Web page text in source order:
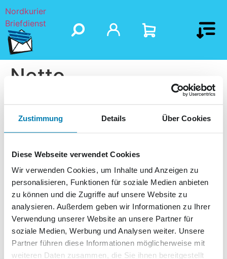
Zustimmung Details Über Cookies
Diese Webseite verwendet Cookies
Wir verwenden Cookies, um Inhalte und Anzeigen zu
personalisieren, Funktionen für soziale Medien anbieten
zu können und die Zugriffe auf unsere Website zu
analysieren. Außerdem geben wir Informationen zu Ihrer
Verwendung unserer Website an unsere Partner für
soziale Medien, Werbung und Analysen weiter. Unsere
Partner führen diese Informationen möglicherweise mit
weiteren Daten zusammen, die Sie ihnen bereitgestellt
Nordkurier
Briefdienst
Netto